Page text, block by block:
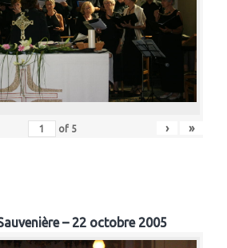
of 5 › »
– 22 octobre 2005